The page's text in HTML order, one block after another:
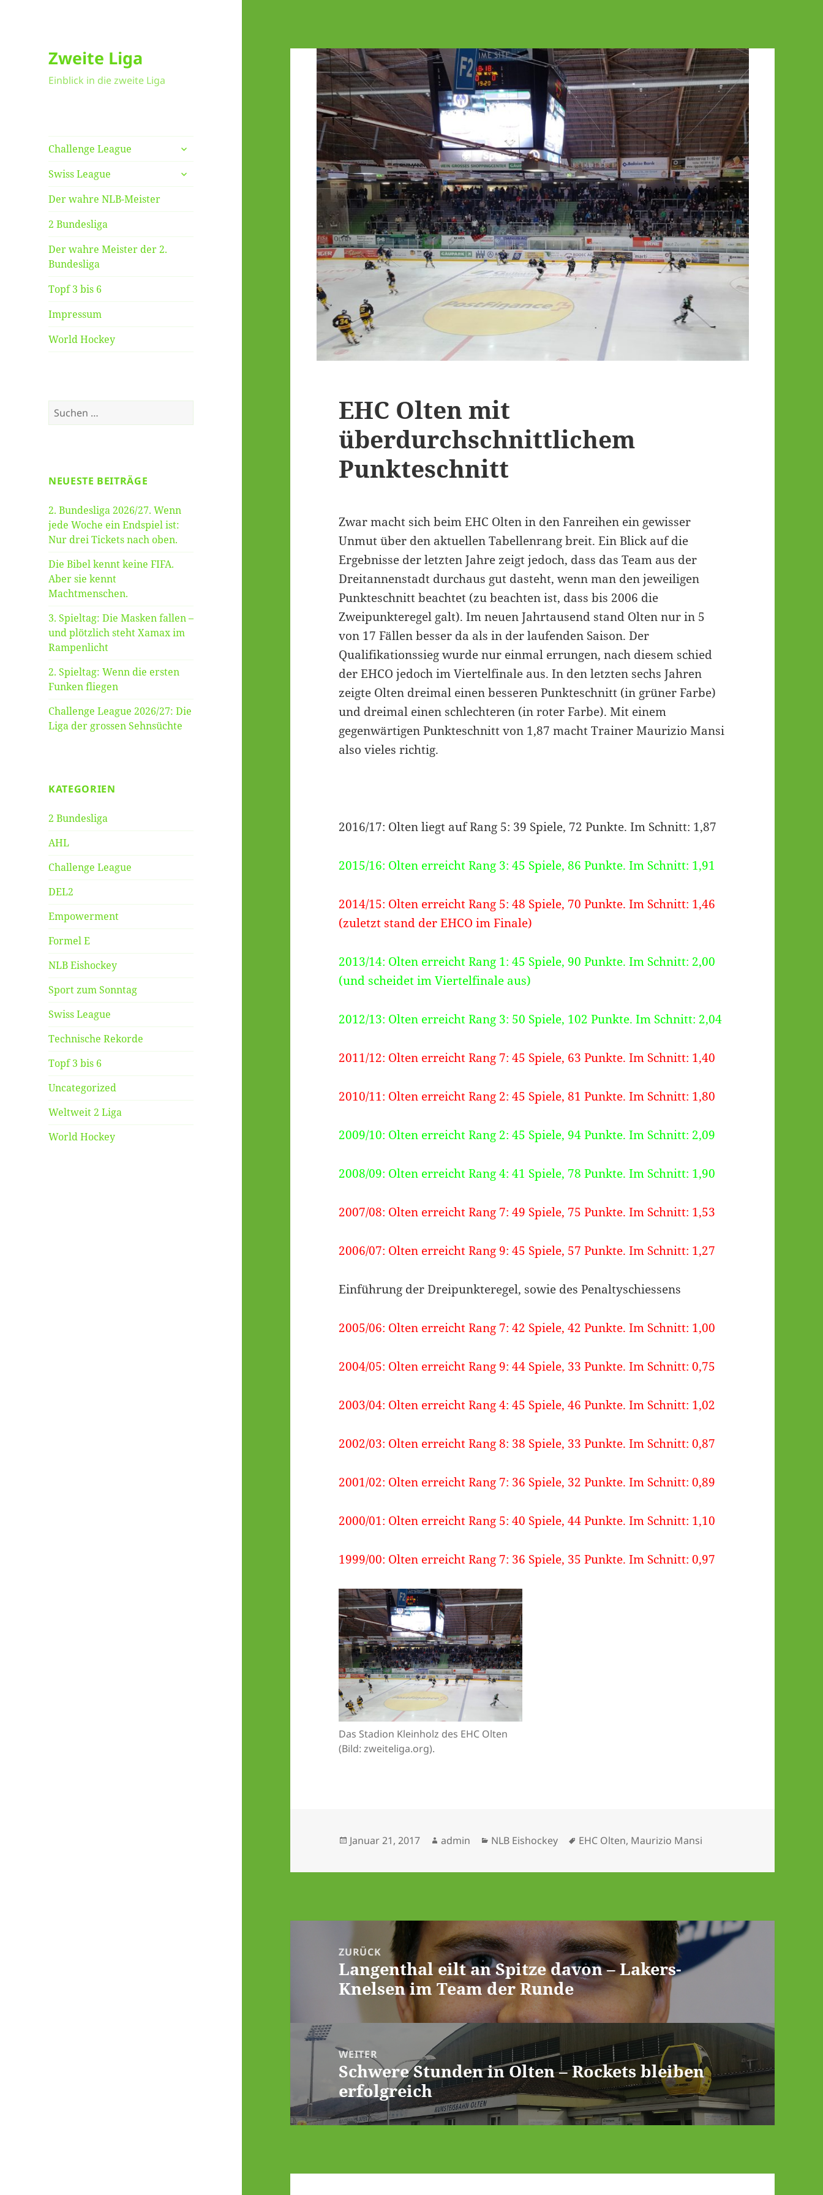
Zweite Liga
Einblick in die zweite Liga
Challenge League
untermenü
anzeigen
Swiss League
untermenü
anzeigen
Der wahre NLB-Meister
2 Bundesliga
Der wahre Meister der 2.
Bundesliga
Topf 3 bis 6
Impressum
World Hockey
Suche
nach:
NEUESTE BEITRÄGE
2. Bundesliga 2026/27. Wenn
jede Woche ein Endspiel ist:
Nur drei Tickets nach oben.
Die Bibel kennt keine FIFA.
Aber sie kennt
Machtmenschen.
3. Spieltag: Die Masken fallen –
und plötzlich steht Xamax im
Rampenlicht
2. Spieltag: Wenn die ersten
Funken fliegen
Challenge League 2026/27: Die
Liga der grossen Sehnsüchte
KATEGORIEN
2 Bundesliga
AHL
Challenge League
DEL2
Empowerment
Formel E
NLB Eishockey
Sport zum Sonntag
Swiss League
Technische Rekorde
Topf 3 bis 6
Uncategorized
Weltweit 2 Liga
World Hockey
EHC Olten mit
überdurchschnittlichem
Punkteschnitt
Zwar macht sich beim EHC Olten in den Fanreihen ein gewisser
Unmut über den aktuellen Tabellenrang breit. Ein Blick auf die
Ergebnisse der letzten Jahre zeigt jedoch, dass das Team aus der
Dreitannenstadt durchaus gut dasteht, wenn man den jeweiligen
Punkteschnitt beachtet (zu beachten ist, dass bis 2006 die
Zweipunkteregel galt). Im neuen Jahrtausend stand Olten nur in 5
von 17 Fällen besser da als in der laufenden Saison. Der
Qualifikationssieg wurde nur einmal errungen, nach diesem schied
der EHCO jedoch im Viertelfinale aus. In den letzten sechs Jahren
zeigte Olten dreimal einen besseren Punkteschnitt (in grüner Farbe)
und dreimal einen schlechteren (in roter Farbe). Mit einem
gegenwärtigen Punkteschnitt von 1,87 macht Trainer Maurizio Mansi
also vieles richtig.
2016/17: Olten liegt auf Rang 5: 39 Spiele, 72 Punkte. Im Schnitt: 1,87
2015/16: Olten erreicht Rang 3: 45 Spiele, 86 Punkte. Im Schnitt: 1,91
2014/15: Olten erreicht Rang 5: 48 Spiele, 70 Punkte. Im Schnitt: 1,46
(zuletzt stand der EHCO im Finale)
2013/14: Olten erreicht Rang 1: 45 Spiele, 90 Punkte. Im Schnitt: 2,00
(und scheidet im Viertelfinale aus)
2012/13: Olten erreicht Rang 3: 50 Spiele, 102 Punkte. Im Schnitt: 2,04
2011/12: Olten erreicht Rang 7: 45 Spiele, 63 Punkte. Im Schnitt: 1,40
2010/11: Olten erreicht Rang 2: 45 Spiele, 81 Punkte. Im Schnitt: 1,80
2009/10: Olten erreicht Rang 2: 45 Spiele, 94 Punkte. Im Schnitt: 2,09
2008/09: Olten erreicht Rang 4: 41 Spiele, 78 Punkte. Im Schnitt: 1,90
2007/08: Olten erreicht Rang 7: 49 Spiele, 75 Punkte. Im Schnitt: 1,53
2006/07: Olten erreicht Rang 9: 45 Spiele, 57 Punkte. Im Schnitt: 1,27
Einführung der Dreipunkteregel, sowie des Penaltyschiessens
2005/06: Olten erreicht Rang 7: 42 Spiele, 42 Punkte. Im Schnitt: 1,00
2004/05: Olten erreicht Rang 9: 44 Spiele, 33 Punkte. Im Schnitt: 0,75
2003/04: Olten erreicht Rang 4: 45 Spiele, 46 Punkte. Im Schnitt: 1,02
2002/03: Olten erreicht Rang 8: 38 Spiele, 33 Punkte. Im Schnitt: 0,87
2001/02: Olten erreicht Rang 7: 36 Spiele, 32 Punkte. Im Schnitt: 0,89
2000/01: Olten erreicht Rang 5: 40 Spiele, 44 Punkte. Im Schnitt: 1,10
1999/00: Olten erreicht Rang 7: 36 Spiele, 35 Punkte. Im Schnitt: 0,97
Das Stadion Kleinholz des EHC Olten
(Bild: zweiteliga.org).
Veröffentlicht
Januar 21, 2017 Autor
admin Kategorien
NLB Eishockey Schlagwörter
EHC Olten, Maurizio Mansi
NavigationZURÜCK
Vorheriger
Beitrag:
Langenthal eilt an Spitze davon – Lakers-
Knelsen im Team der Runde
WEITER
Nächster
Beitrag:
Schwere Stunden in Olten – Rockets bleiben
erfolgreich